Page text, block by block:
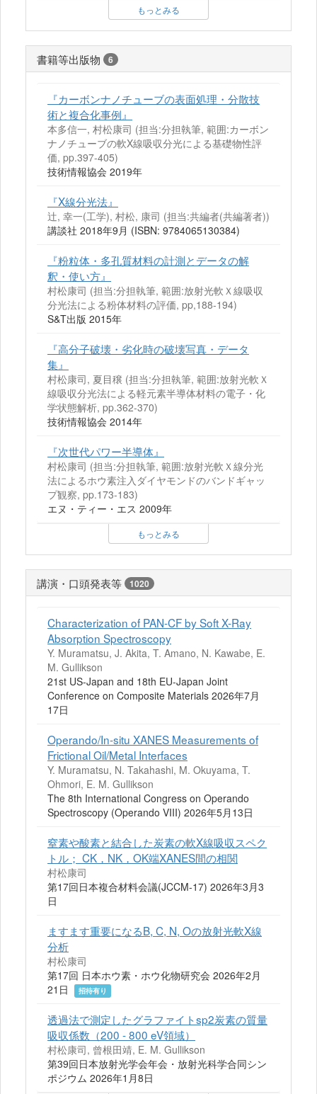
もっとみる
書籍等出版物 6
『カーボンナノチューブの表面処理・分散技
術と複合化事例』
本多信一, 村松康司 (担当:分担執筆, 範囲:カーボン
ナノチューブの軟X線吸収分光による基礎物性評
価, pp.397-405)
技術情報協会 2019年
『X線分光法』
辻, 幸一(工学), 村松, 康司 (担当:共編者(共編著者))
講談社 2018年9月 (ISBN: 9784065130384)
『粉粒体・多孔質材料の計測とデータの解
釈・使い方』
村松康司 (担当:分担執筆, 範囲:放射光軟Ｘ線吸収
分光法による粉体材料の評価, pp,188-194)
S&T出版 2015年
『高分子破壊・劣化時の破壊写真・データ
集』
村松康司, 夏目穣 (担当:分担執筆, 範囲:放射光軟Ｘ
線吸収分光法による軽元素半導体材料の電子・化
学状態解析, pp.362-370)
技術情報協会 2014年
『次世代パワー半導体』
村松康司 (担当:分担執筆, 範囲:放射光軟Ｘ線分光
法によるホウ素注入ダイヤモンドのバンドギャッ
プ観察, pp.173-183)
エヌ・ティー・エス 2009年
もっとみる
講演・口頭発表等 1020
Characterization of PAN-CF by Soft X-Ray
Absorption Spectroscopy
Y. Muramatsu, J. Akita, T. Amano, N. Kawabe, E.
M. Gullikson
21st US-Japan and 18th EU-Japan Joint
Conference on Composite Materials 2026年7月
17日
Operando/In-situ XANES Measurements of
Frictional Oil/Metal Interfaces
Y. Muramatsu, N. Takahashi, M. Okuyama, T.
Ohmori, E. M. Gullikson
The 8th International Congress on Operando
Spectroscopy (Operando VIII) 2026年5月13日
窒素や酸素と結合した炭素の軟X線吸収スペク
トル； CK，NK，OK端XANES間の相関
村松康司
第17回日本複合材料会議(JCCM-17) 2026年3月3
日
ますます重要になるB, C, N, Oの放射光軟X線
分析
村松康司
第17回 日本ホウ素・ホウ化物研究会 2026年2月
21日
招待有り
透過法で測定したグラファイトsp2炭素の質量
吸収係数（200 - 800 eV領域）
村松康司, 曾根田靖, E. M. Gullikson
第39回日本放射光学会年会・放射光科学合同シン
ポジウム 2026年1月8日